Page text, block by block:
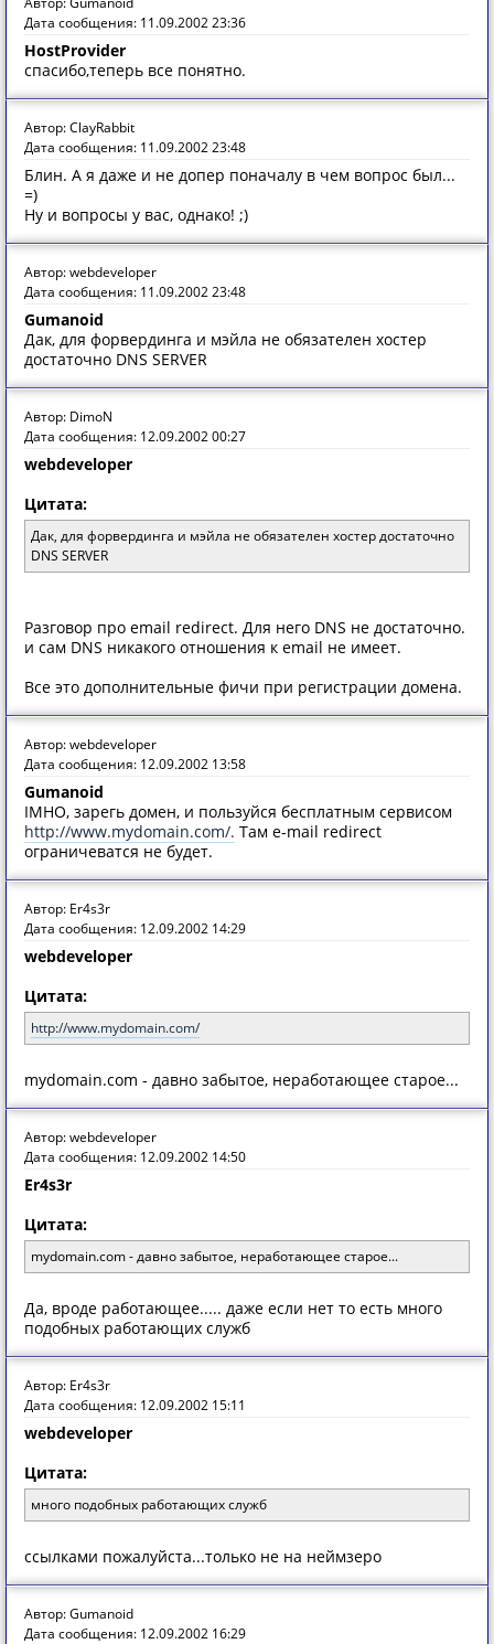
Дата сообщения: 11.09.2002 23:36
HostProvider
спасибо,теперь все понятно.
Автор: ClayRabbit
Дата сообщения: 11.09.2002 23:48
Блин. А я даже и не допер поначалу в чем вопрос был...
=)
Ну и вопросы у вас, однако! ;)
Автор: webdeveloper
Дата сообщения: 11.09.2002 23:48
Gumanoid
Дак, для форвердинга и мэйла не обязателен хостер
достаточно DNS SERVER
Автор: DimoN
Дата сообщения: 12.09.2002 00:27
webdeveloper
Цитата:
Дак, для форвердинга и мэйла не обязателен хостер достаточно
DNS SERVER
Разговор про email redirect. Для него DNS не достаточно.
и сам DNS никакого отношения к email не имеет.
Все это дополнительные фичи при регистрации домена.
Автор: webdeveloper
Дата сообщения: 12.09.2002 13:58
Gumanoid
IMHO, зарегь домен, и пользуйся бесплатным сервисом
http://www.mydomain.com/. Там e-mail redirect
ограничеватся не будет.
Автор: Er4s3r
Дата сообщения: 12.09.2002 14:29
webdeveloper
Цитата:
http://www.mydomain.com/
mydomain.com - давно забытое, неработающее старое...
Автор: webdeveloper
Дата сообщения: 12.09.2002 14:50
Er4s3r
Цитата:
mydomain.com - давно забытое, неработающее старое...
Да, вроде работающее..... даже если нет то есть много
подобных работающих служб
Автор: Er4s3r
Дата сообщения: 12.09.2002 15:11
webdeveloper
Цитата:
много подобных работающих служб
ссылками пожалуйста...только не на неймзеро
Автор: Gumanoid
Дата сообщения: 12.09.2002 16:29